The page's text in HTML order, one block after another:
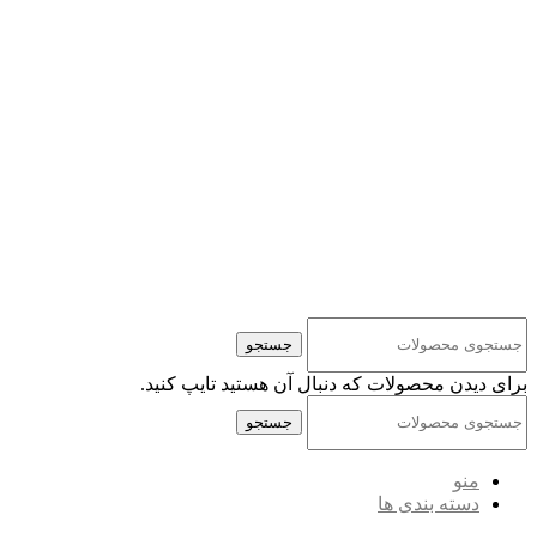
جستجو
برای دیدن محصولات که دنبال آن هستید تایپ کنید.
جستجو
منو
دسته بندی ها